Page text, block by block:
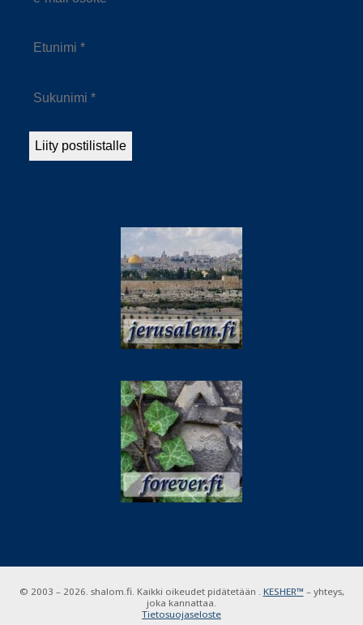
© 2003 – 2026. shalom.fi. Kaikki oikeudet pidätetään . KESHER™ – yhteys,
joka kannattaa.
Tietosuojaseloste